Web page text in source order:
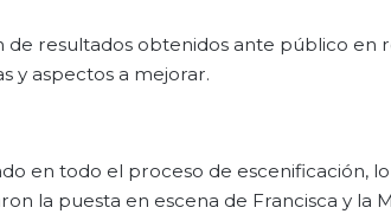
resultados obtenidos ante público en
y aspectos a mejorar.
en todo el proceso de escenificación,
la puesta en escena de Francisca y la